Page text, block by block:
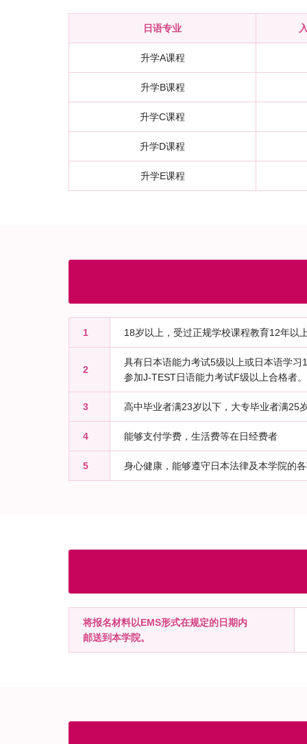
日语专业
升学A课程
升学B课程
升学C课程
升学D课程
升学E课程
1 18岁以上，受过正规学校课程教育12年以
2
具有日本语能力考试5级以上或日本语学习
参加J-TEST日语能力考试F级以上合格者。
3 高中毕业者满23岁以下，大专毕业者满25
4 能够支付学费，生活费等在日经费者
5 身心健康，能够遵守日本法律及本学院的
将报名材料以EMS形式在规定的日期内
邮送到本学院。